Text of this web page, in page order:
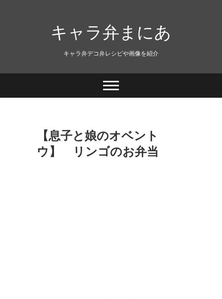
キャラ弁まにあ
キャラ弁デコ弁レシピや画像を紹介
【息子と娘のオベント
ウ】 リンゴのお弁当